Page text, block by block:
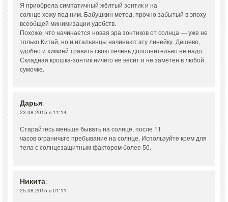
Я приобрела симпатичный жёлтый зонтик и на
солнце хожу под ним. Бабушкин метод, прочно забытый в эпоху
всеобщей минимизации удобств.
Похоже, что начинается новая эра зонтиков от солнца — уже не
только Китай, но и итальянцы начинают эту линейку. Дёшево,
удобно и химией травить свою печень дополнительно не надо.
Складная крошка-зонтик ничего не весит и не заметен в любой
сумочке.
Дарья:
23.08.2015 в 11:14
Старайтесь меньше бывать на солнце, после 11
часов ограничьте пребывание на солнце. Используйте крем для
тела с солнцезащитным фактором более 50.
Никита:
25.08.2015 в 01:11